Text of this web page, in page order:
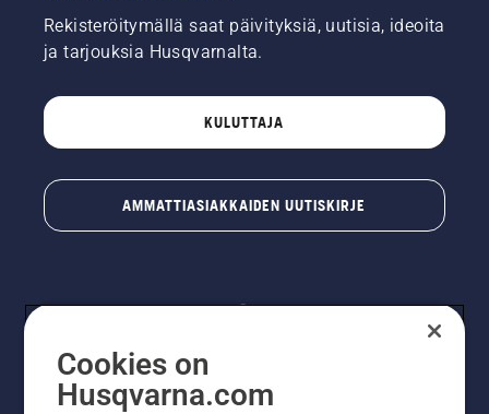
Rekisteröitymällä saat päivityksiä, uutisia, ideoita
ja tarjouksia Husqvarnalta.
KULUTTAJA
AMMATTIASIAKKAIDEN UUTISKIRJE
Cookies on
Husqvarna.com